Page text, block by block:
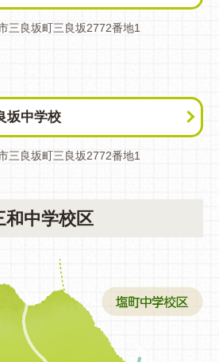
三良坂町三良坂2772番地1
坂中学校
三良坂町三良坂2772番地1
和中学校区